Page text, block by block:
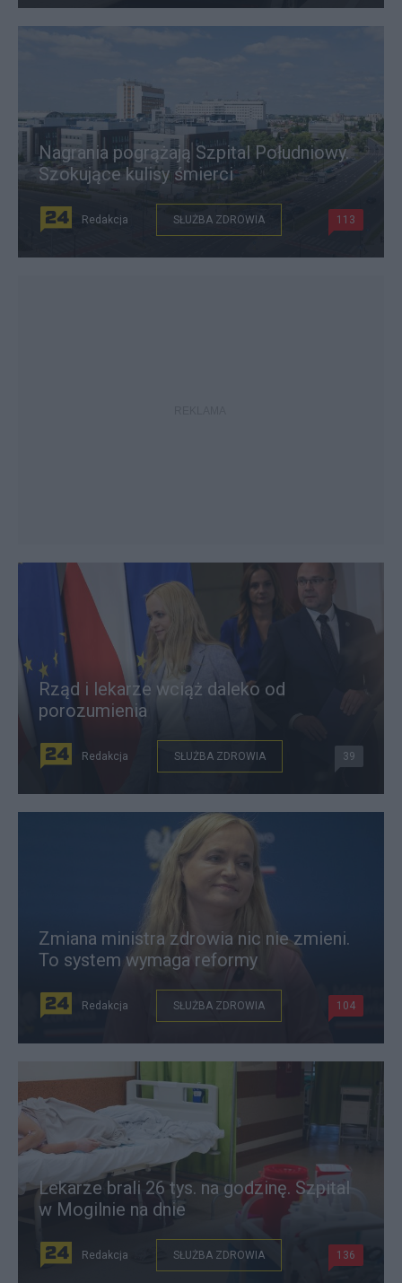
Nagrania pogrążają Szpital Południowy.
Szokujące kulisy śmierci
Redakcja SŁUŻBA ZDROWIA 113
Rząd i lekarze wciąż daleko od
porozumienia
Redakcja SŁUŻBA ZDROWIA 39
Zmiana ministra zdrowia nic nie zmieni.
To system wymaga reformy
Redakcja SŁUŻBA ZDROWIA 104
Lekarze brali 26 tys. na godzinę. Szpital
w Mogilnie na dnie
Redakcja SŁUŻBA ZDROWIA 136